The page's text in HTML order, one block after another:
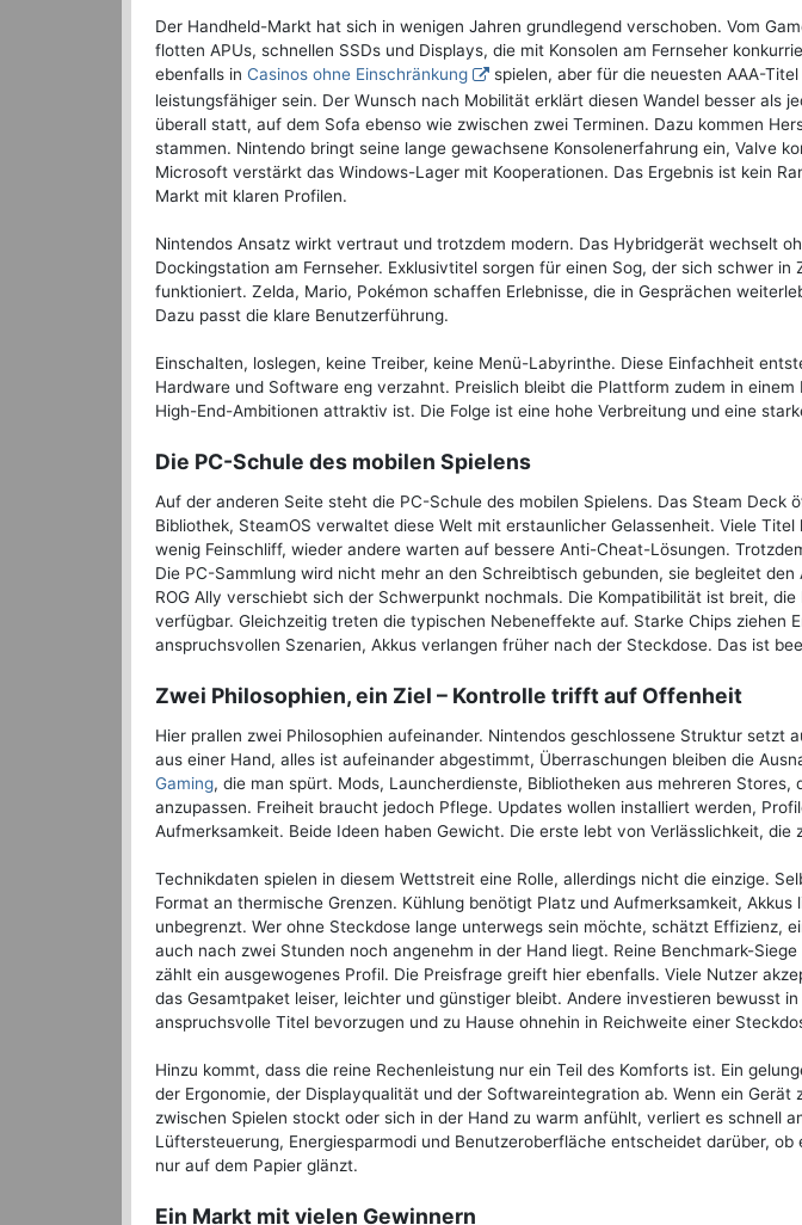
Der Handheld-Markt hat sich in wenigen Jahren grundlegend verschoben. Vom
flotten APUs, schnellen SSDs und Displays, die mit Konsolen am Fernseher
ebenfalls in Casinos ohne Einschränkung
spielen, aber für die neuesten AAA-
leistungsfähiger sein. Der Wunsch nach Mobilität erklärt diesen Wandel besser als
überall statt, auf dem Sofa ebenso wie zwischen zwei Terminen. Dazu kommen
stammen. Nintendo bringt seine lange gewachsene Konsolenerfahrung ein, Valve
Microsoft verstärkt das Windows-Lager mit Kooperationen. Das Ergebnis ist kein
Markt mit klaren Profilen.
Nintendos Ansatz wirkt vertraut und trotzdem modern. Das Hybridgerät wechselt
Dockingstation am Fernseher. Exklusivtitel sorgen für einen Sog, der sich schwer in
funktioniert. Zelda, Mario, Pokémon schaffen Erlebnisse, die in Gesprächen
Dazu passt die klare Benutzerführung.
Einschalten, loslegen, keine Treiber, keine Menü-Labyrinthe. Diese Einfachheit
Hardware und Software eng verzahnt. Preislich bleibt die Plattform zudem in
High-End-Ambitionen attraktiv ist. Die Folge ist eine hohe Verbreitung und eine
Die PC-Schule des mobilen Spielens
Auf der anderen Seite steht die PC-Schule des mobilen Spielens. Das Steam Deck
Bibliothek, SteamOS verwaltet diese Welt mit erstaunlicher Gelassenheit. Viele
wenig Feinschliff, wieder andere warten auf bessere Anti-Cheat-Lösungen.
Die PC-Sammlung wird nicht mehr an den Schreibtisch gebunden, sie begleitet
ROG Ally verschiebt sich der Schwerpunkt nochmals. Die Kompatibilität ist breit,
verfügbar. Gleichzeitig treten die typischen Nebeneffekte auf. Starke Chips ziehen
anspruchsvollen Szenarien, Akkus verlangen früher nach der Steckdose. Das ist
Zwei Philosophien, ein Ziel – Kontrolle trifft auf Offenheit
Hier prallen zwei Philosophien aufeinander. Nintendos geschlossene Struktur setzt
aus einer Hand, alles ist aufeinander abgestimmt, Überraschungen bleiben die
Gaming, die man spürt. Mods, Launcherdienste, Bibliotheken aus mehreren Stores,
anzupassen. Freiheit braucht jedoch Pflege. Updates wollen installiert werden,
Aufmerksamkeit. Beide Ideen haben Gewicht. Die erste lebt von Verlässlichkeit, die
Technikdaten spielen in diesem Wettstreit eine Rolle, allerdings nicht die einzige.
Format an thermische Grenzen. Kühlung benötigt Platz und Aufmerksamkeit,
unbegrenzt. Wer ohne Steckdose lange unterwegs sein möchte, schätzt Effizienz,
auch nach zwei Stunden noch angenehm in der Hand liegt. Reine Benchmark-
zählt ein ausgewogenes Profil. Die Preisfrage greift hier ebenfalls. Viele Nutzer
das Gesamtpaket leiser, leichter und günstiger bleibt. Andere investieren bewusst
anspruchsvolle Titel bevorzugen und zu Hause ohnehin in Reichweite einer
Hinzu kommt, dass die reine Rechenleistung nur ein Teil des Komforts ist. Ein
der Ergonomie, der Displayqualität und der Softwareintegration ab. Wenn ein Gerät
zwischen Spielen stockt oder sich in der Hand zu warm anfühlt, verliert es schnell
Lüftersteuerung, Energiesparmodi und Benutzeroberfläche entscheidet darüber,
nur auf dem Papier glänzt.
Ein Markt mit vielen Gewinnern